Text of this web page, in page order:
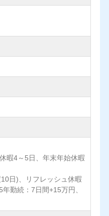
暇4～5日、年末年始休暇
日)、リフレッシュ休暇
勤続：7日間+15万円、